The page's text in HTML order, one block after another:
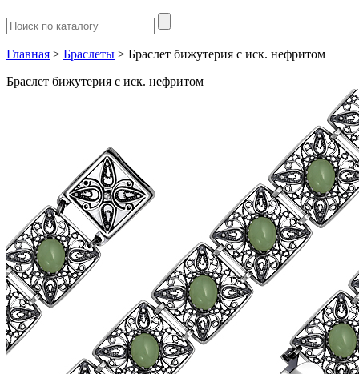
Главная > Браслеты > Браслет бижутерия с иск. нефритом
Браслет бижутерия с иск. нефритом